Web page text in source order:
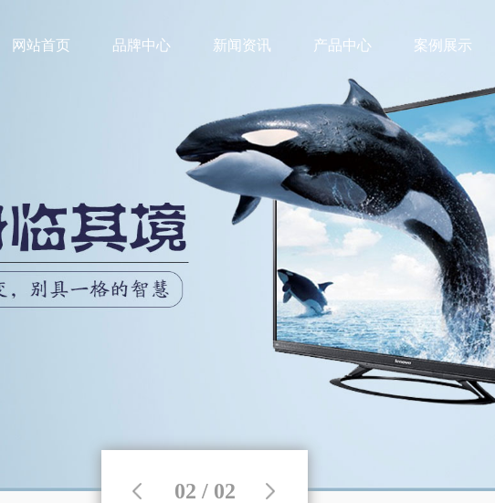
网站首页 品牌中心 新闻资讯 产品中心 案例展示
02 / 02